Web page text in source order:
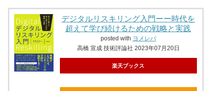
デジタルリスキリング入門ーー時代を
超えて学び続けるための戦略と実践
posted with ヨメレバ
高橋 宣成 技術評論社 2023年07月20日
楽天ブックス